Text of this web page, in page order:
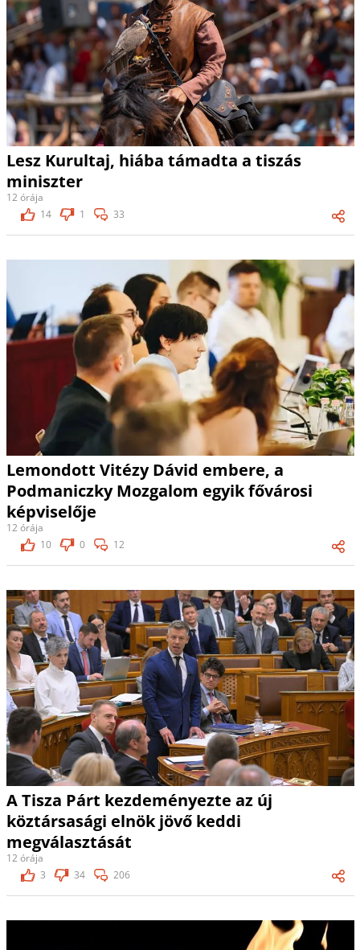
Lesz Kurultaj, hiába támadta a tiszás
miniszter
12 órája
14
1 33
Lemondott Vitézy Dávid embere, a
Podmaniczky Mozgalom egyik fővárosi
képviselője
12 órája
10
0 12
A Tisza Párt kezdeményezte az új
köztársasági elnök jövő keddi
megválasztását
12 órája
3
34 206